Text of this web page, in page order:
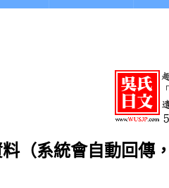
（系統會自動回傳